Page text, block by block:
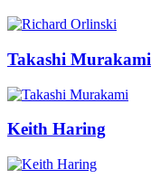
Takashi Murakami
Keith Haring